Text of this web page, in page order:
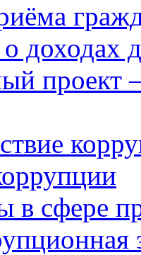
доходах
проект
в сфере